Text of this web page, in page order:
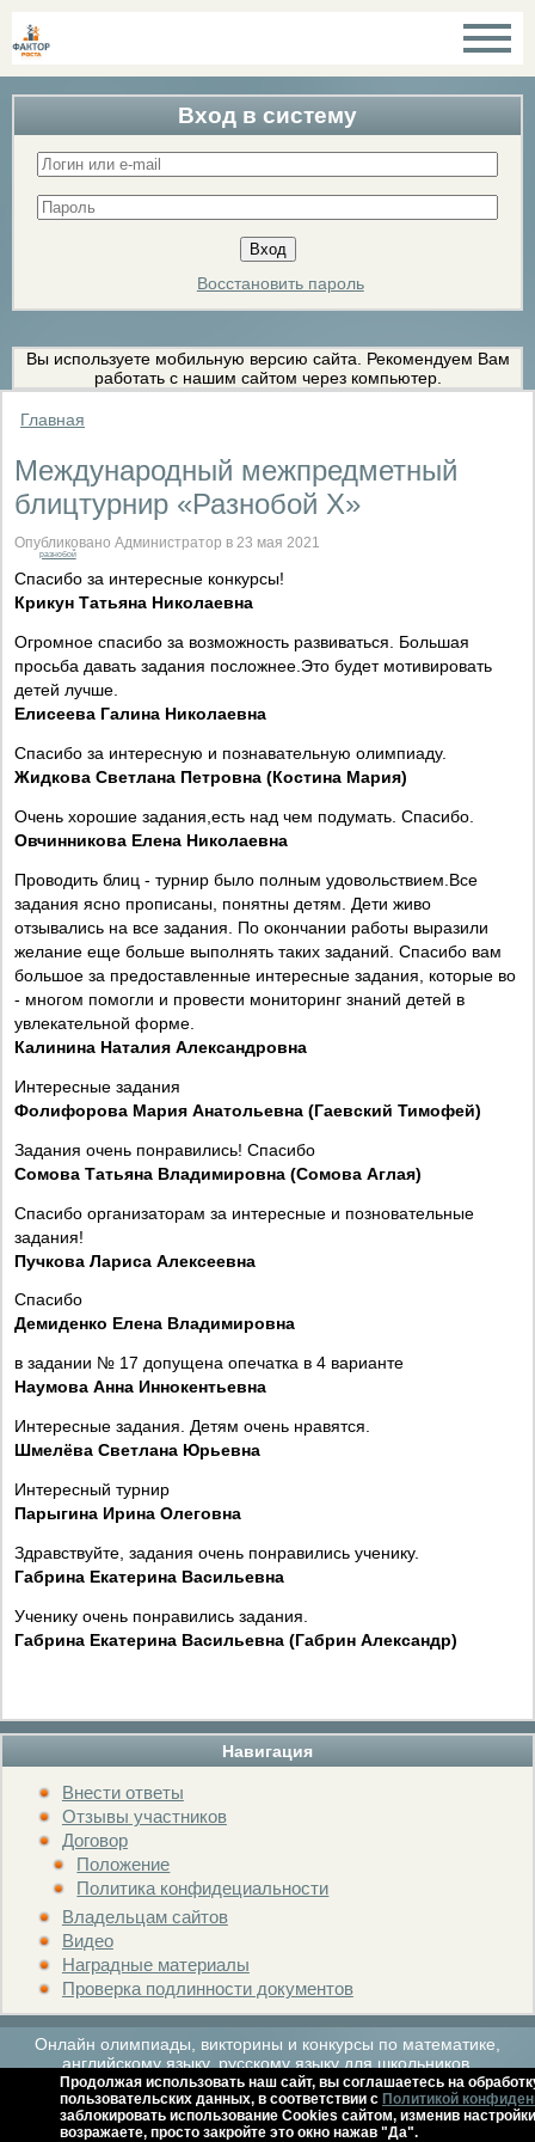
Вход в систему
Восстановить пароль
Вы используете мобильную версию сайта. Рекомендуем Вам
работать с нашим сайтом через компьютер.
Навигация
Внести ответы
Отзывы участников
Договор
Положение
Политика конфидециальности
Владельцам сайтов
Видео
Наградные материалы
Проверка подлинности документов
Главная
Международный межпредметный
блицтурнир «Разнобой X»
Опубликовано Администратор в 23 мая 2021
разнобой
Спасибо за интересные конкурсы!
Крикун Татьяна Николаевна
Огромное спасибо за возможность развиваться. Большая
просьба давать задания посложнее.Это будет мотивировать
детей лучше.
Елисеева Галина Николаевна
Спасибо за интересную и познавательную олимпиаду.
Жидкова Светлана Петровна (Костина Мария)
Очень хорошие задания,есть над чем подумать. Спасибо.
Овчинникова Елена Николаевна
Проводить блиц - турнир было полным удовольствием.Все
задания ясно прописаны, понятны детям. Дети живо
отзывались на все задания. По окончании работы выразили
желание еще больше выполнять таких заданий. Спасибо вам
большое за предоставленные интересные задания, которые во
- многом помогли и провести мониторинг знаний детей в
увлекательной форме.
Калинина Наталия Александровна
Интересные задания
Фолифорова Мария Анатольевна (Гаевский Тимофей)
Задания очень понравились! Спасибо
Сомова Татьяна Владимировна (Сомова Аглая)
Спасибо организаторам за интересные и позновательные
задания!
Пучкова Лариса Алексеевна
Спасибо
Демиденко Елена Владимировна
в задании № 17 допущена опечатка в 4 варианте
Наумова Анна Иннокентьевна
Интересные задания. Детям очень нравятся.
Шмелёва Светлана Юрьевна
Интересный турнир
Парыгина Ирина Олеговна
Здравствуйте, задания очень понравились ученику.
Габрина Екатерина Васильевна
Ученику очень понравились задания.
Габрина Екатерина Васильевна (Габрин Александр)
Онлайн олимпиады, викторины и конкурсы по математике,
английскому языку, русскому языку для школьников.
Расписание мероприятий Архив Контакты Справка
Продолжая использовать наш сайт, вы соглашаетесь на
пользовательских данных, в соответствии с Политикой
заблокировать использование Cookies сайтом, изменив
возражаете, просто закройте это окно нажав "Да".